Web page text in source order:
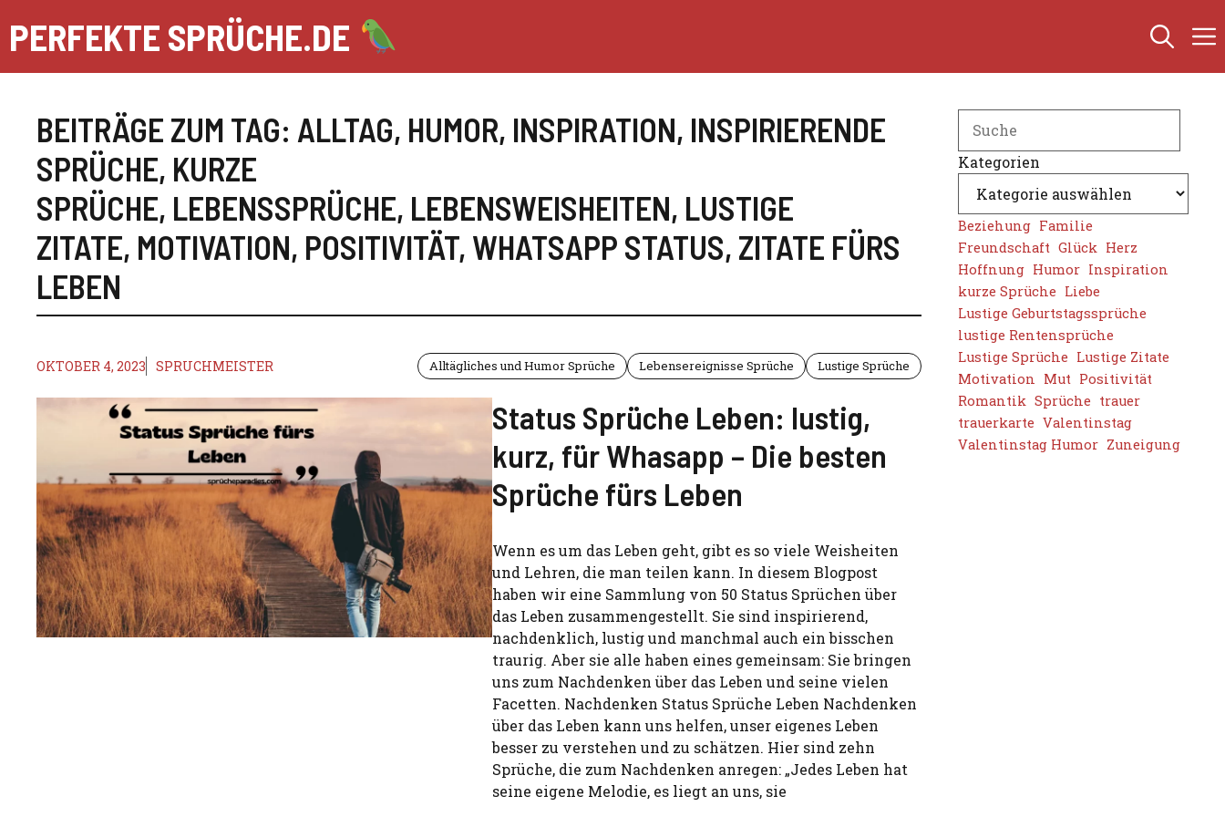
Inhalt
springen
PERFEKTE SPRÜCHE.DE
BEITRÄGE ZUM TAG: ALLTAG, HUMOR, INSPIRATION, INSPIRIERENDE
SPRÜCHE, KURZE
SPRÜCHE, LEBENSSPRÜCHE, LEBENSWEISHEITEN, LUSTIGE
ZITATE, MOTIVATION, POSITIVITÄT, WHATSAPP STATUS, ZITATE FÜRS
LEBEN
OKTOBER 4, 2023 SPRUCHMEISTER Alltägliches und Humor Sprüche Lebensereignisse Sprüche Lustige Sprüche
Status Sprüche Leben: lustig,
kurz, für Whasapp – Die besten
Sprüche fürs Leben
Wenn es um das Leben geht, gibt es so viele Weisheiten
und Lehren, die man teilen kann. In diesem Blogpost
haben wir eine Sammlung von 50 Status Sprüchen über
das Leben zusammengestellt. Sie sind inspirierend,
nachdenklich, lustig und manchmal auch ein bisschen
traurig. Aber sie alle haben eines gemeinsam: Sie bringen
uns zum Nachdenken über das Leben und seine vielen
Facetten. Nachdenken Status Sprüche Leben Nachdenken
über das Leben kann uns helfen, unser eigenes Leben
besser zu verstehen und zu schätzen. Hier sind zehn
Sprüche, die zum Nachdenken anregen: „Jedes Leben hat
seine eigene Melodie, es liegt an uns, sie
Kategorien
Beziehung Familie
Freundschaft Glück Herz
Hoffnung Humor Inspiration
kurze Sprüche Liebe
Lustige Geburtstagssprüche
lustige Rentensprüche
Lustige Sprüche Lustige Zitate
Motivation Mut Positivität
Romantik Sprüche trauer
trauerkarte Valentinstag
Valentinstag Humor Zuneigung